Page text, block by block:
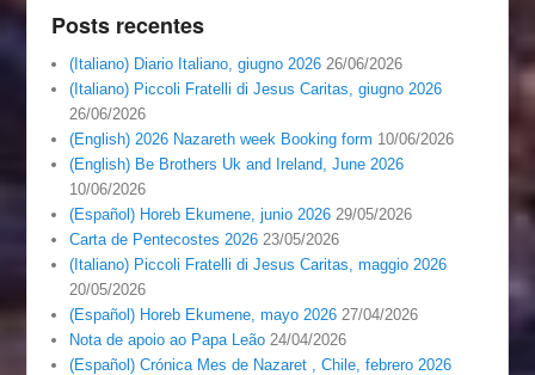
Posts recentes
(Italiano) Diario Italiano, giugno 2026 26/06/2026
(Italiano) Piccoli Fratelli di Jesus Caritas, giugno 2026
26/06/2026
(English) 2026 Nazareth week Booking form 10/06/2026
(English) Be Brothers Uk and Ireland, June 2026
10/06/2026
(Español) Horeb Ekumene, junio 2026 29/05/2026
Carta de Pentecostes 2026 23/05/2026
(Italiano) Piccoli Fratelli di Jesus Caritas, maggio 2026
20/05/2026
(Español) Horeb Ekumene, mayo 2026 27/04/2026
Nota de apoio ao Papa Leão 24/04/2026
(Español) Crónica Mes de Nazaret , Chile, febrero 2026